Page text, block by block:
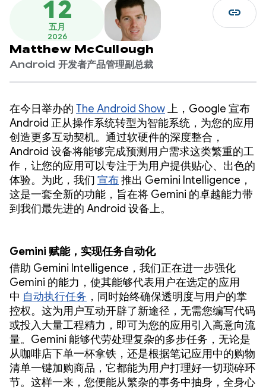
12
五月
2026
Matthew McCullough
Android 开发者产品管理副总裁
link
在今日举办的 The Android Show上，Google 宣布
Android 正从操作系统转型为智能系统，为您的应用
创造更多互动契机。通过软硬件的深度整合，
Android 设备将能够完成预测用户需求这类繁重的工
作，让您的应用可以专注于为用户提供贴心、出色的
体验。为此，我们 宣布推出 Gemini Intelligence，
这是一套全新的功能，旨在将 Gemini 的卓越能力带
到我们最先进的 Android 设备上。
Gemini 赋能，实现任务自动化
借助 Gemini Intelligence，我们正在进一步强化
Gemini 的能力，使其能够代表用户在选定的应用
中 自动执行任务 ，同时始终确保透明度与用户的掌
控权。这为用户互动开辟了新途径，无需您编写代码
或投入大量工程精力，即可为您的应用引入高意向流
量。Gemini 能够代劳处理复杂的多步任务，无论是
从咖啡店下单一杯拿铁，还是根据笔记应用中的购物
清单一键加购商品，它都能为用户打理好一切琐碎环
节。这样一来，您便能从繁杂的事务中抽身，全身心